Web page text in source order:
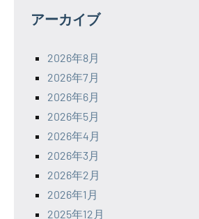
アーカイブ
2026年8月
2026年7月
2026年6月
2026年5月
2026年4月
2026年3月
2026年2月
2026年1月
2025年12月